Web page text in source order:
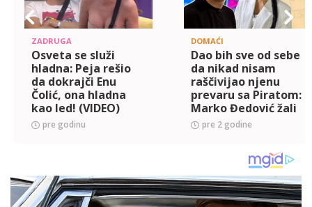
ZADRUGA
Osveta se služi
hladna: Peja rešio
da dokrajči Enu
Čolić, ona hladna
kao led! (VIDEO)
pre godinu
DOMAĆI
Dao bih sve od sebe
da nikad nisam
raščivijao njenu
prevaru sa Piratom:
Marko Đedović žali
što su se Ivan i
Jelena rastali,
pre 2 godine